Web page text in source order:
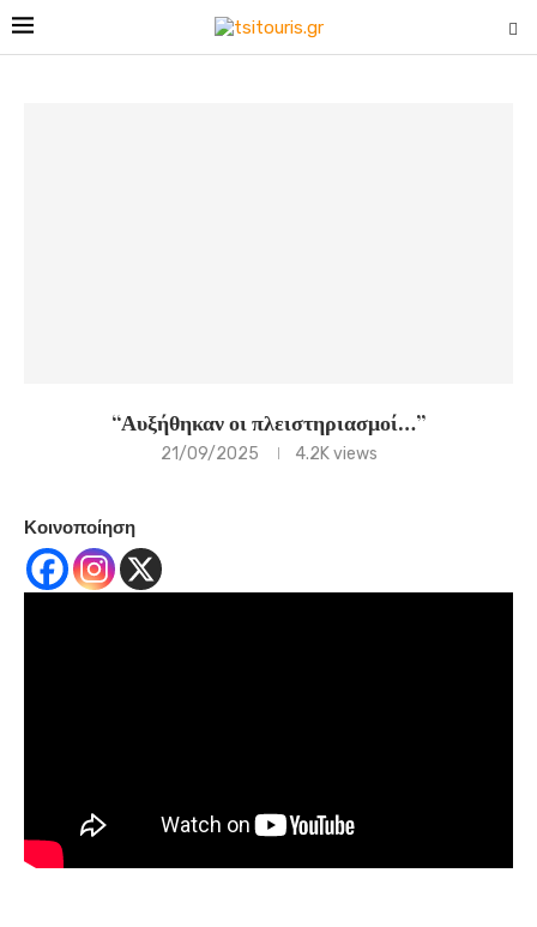
“Αυξήθηκαν οι πλειστηριασμοί…”
21/09/2025 4.2Kviews
Κοινοποίηση